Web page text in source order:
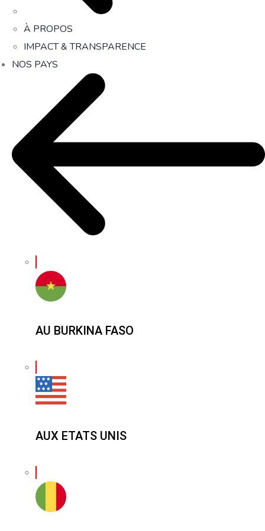
À PROPOS
IMPACT & TRANSPARENCE
NOS PAYS
AU BURKINA FASO
AUX ETATS UNIS